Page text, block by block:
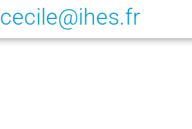
cecile@ihes.fr